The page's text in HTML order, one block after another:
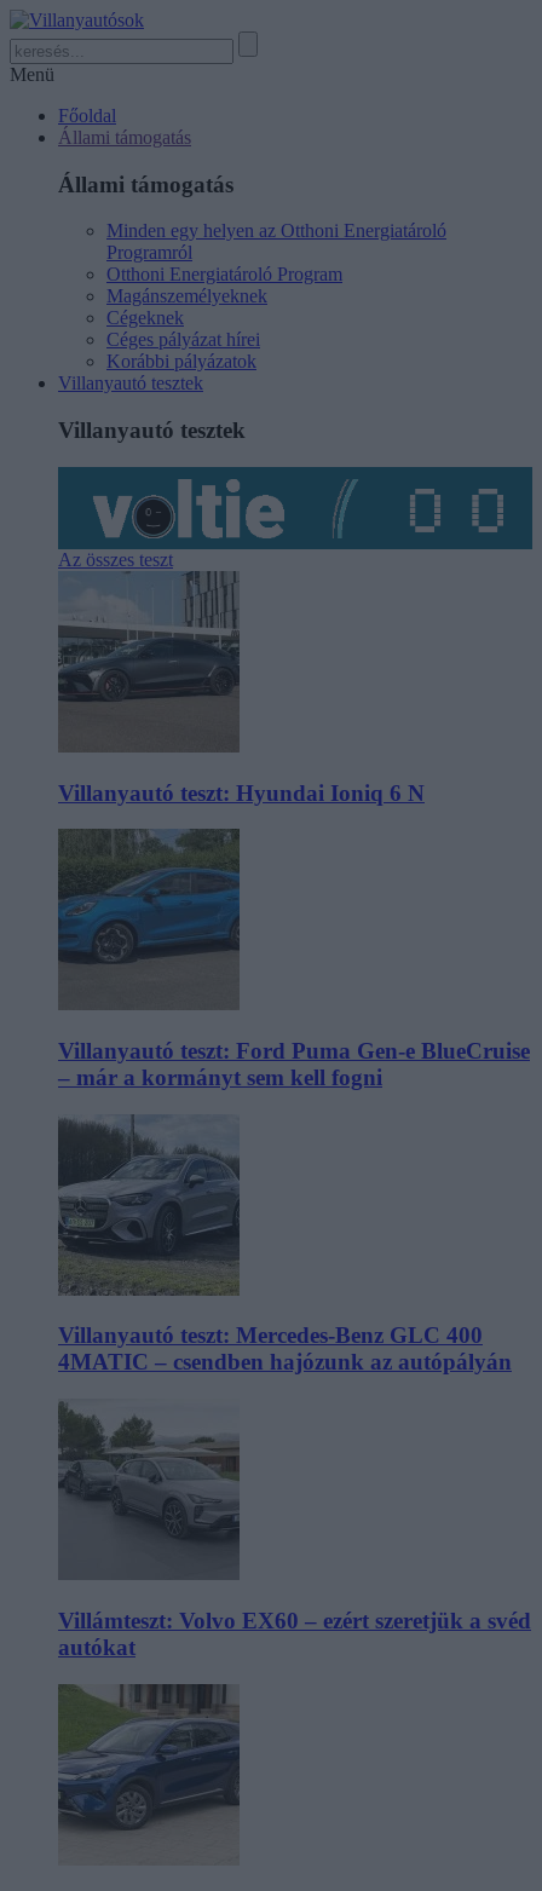
Menü
Főoldal
Állami támogatás
Állami támogatás
Minden egy helyen az Otthoni Energiatároló
Programról
Otthoni Energiatároló Program
Magánszemélyeknek
Cégeknek
Céges pályázat hírei
Korábbi pályázatok
Villanyautó tesztek
Villanyautó tesztek
Az összes teszt
Villanyautó teszt: Hyundai Ioniq 6 N
Villanyautó teszt: Ford Puma Gen-e BlueCruise
– már a kormányt sem kell fogni
Villanyautó teszt: Mercedes-Benz GLC 400
4MATIC – csendben hajózunk az autópályán
Villámteszt: Volvo EX60 – ezért szeretjük a svéd
autókat